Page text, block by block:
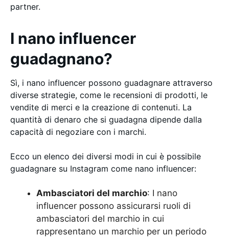
partner.
I nano influencer
guadagnano?
Sì, i nano influencer possono guadagnare attraverso
diverse strategie, come le recensioni di prodotti, le
vendite di merci e la creazione di contenuti. La
quantità di denaro che si guadagna dipende dalla
capacità di negoziare con i marchi.
Ecco un elenco dei diversi modi in cui è possibile
guadagnare su Instagram come nano influencer:
Ambasciatori del marchio: I nano
influencer possono assicurarsi ruoli di
ambasciatori del marchio in cui
rappresentano un marchio per un periodo